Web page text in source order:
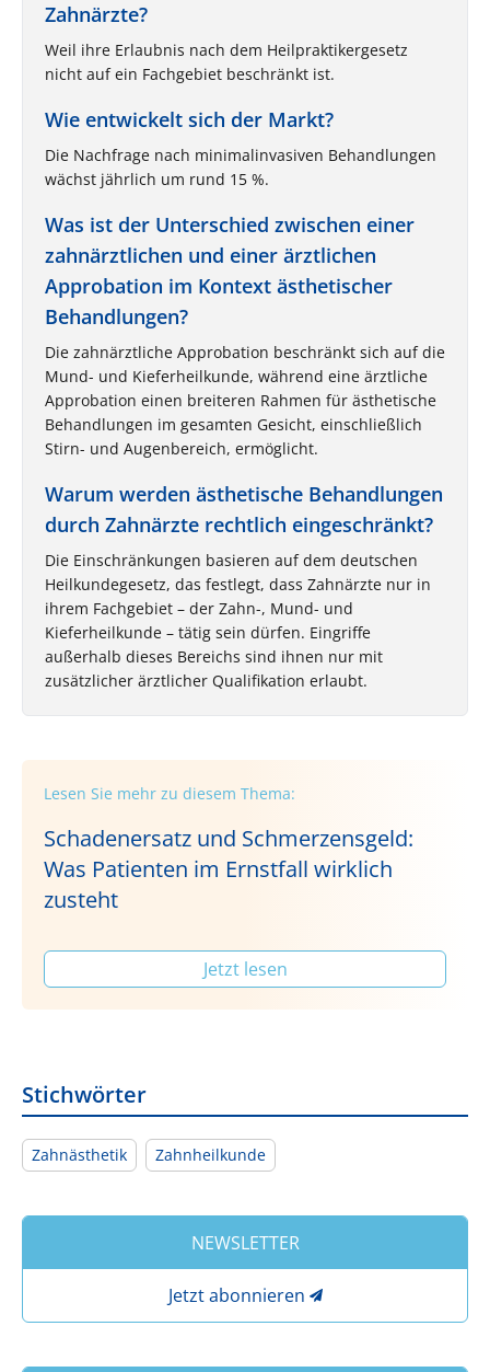
Zahnärzte?
Weil ihre Erlaubnis nach dem Heilpraktikergesetz
nicht auf ein Fachgebiet beschränkt ist.
Wie entwickelt sich der Markt?
Die Nachfrage nach minimalinvasiven Behandlungen
wächst jährlich um rund 15 %.
Was ist der Unterschied zwischen einer
zahnärztlichen und einer ärztlichen
Approbation im Kontext ästhetischer
Behandlungen?
Die zahnärztliche Approbation beschränkt sich auf die
Mund- und Kieferheilkunde, während eine ärztliche
Approbation einen breiteren Rahmen für ästhetische
Behandlungen im gesamten Gesicht, einschließlich
Stirn- und Augenbereich, ermöglicht​.
Warum werden ästhetische Behandlungen
durch Zahnärzte rechtlich eingeschränkt?
Die Einschränkungen basieren auf dem deutschen
Heilkundegesetz, das festlegt, dass Zahnärzte nur in
ihrem Fachgebiet – der Zahn-, Mund- und
Kieferheilkunde – tätig sein dürfen. Eingriffe
außerhalb dieses Bereichs sind ihnen nur mit
zusätzlicher ärztlicher Qualifikation erlaubt.
Lesen Sie mehr zu diesem Thema:
Schadenersatz und Schmerzensgeld:
Was Patienten im Ernstfall wirklich
zusteht
Jetzt lesen
Stichwörter
Zahnästhetik Zahnheilkunde
NEWSLETTER
Jetzt abonnieren